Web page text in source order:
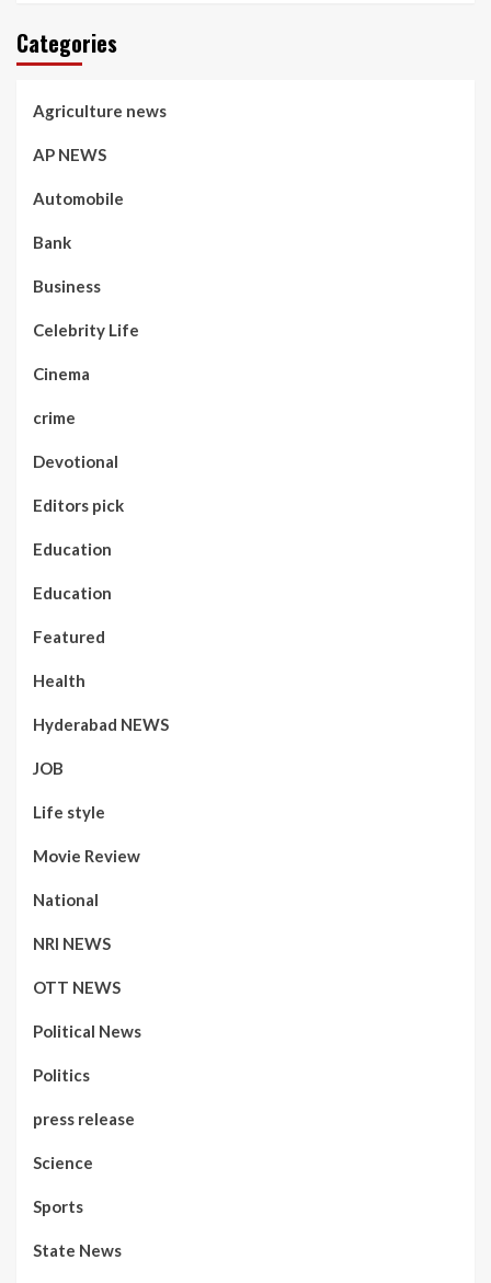
Categories
Agriculture news
AP NEWS
Automobile
Bank
Business
Celebrity Life
Cinema
crime
Devotional
Editors pick
Education
Education
Featured
Health
Hyderabad NEWS
JOB
Life style
Movie Review
National
NRI NEWS
OTT NEWS
Political News
Politics
press release
Science
Sports
State News